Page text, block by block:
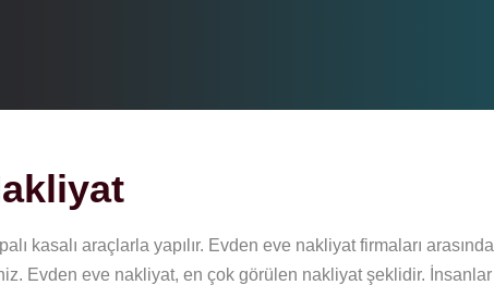
kasalı araçlarla yapılır. Evden eve nakliyat firmaları arasında
Evden eve nakliyat, en çok görülen nakliyat şeklidir. İnsanlar